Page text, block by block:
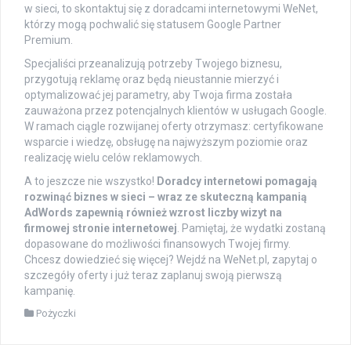
w sieci, to skontaktuj się z doradcami internetowymi WeNet,
którzy mogą pochwalić się statusem Google Partner
Premium.
Specjaliści przeanalizują potrzeby Twojego biznesu,
przygotują reklamę oraz będą nieustannie mierzyć i
optymalizować jej parametry, aby Twoja firma została
zauważona przez potencjalnych klientów w usługach Google.
W ramach ciągle rozwijanej oferty otrzymasz: certyfikowane
wsparcie i wiedzę, obsługę na najwyższym poziomie oraz
realizację wielu celów reklamowych.
A to jeszcze nie wszystko! Doradcy internetowi pomagają
rozwinąć biznes w sieci – wraz ze skuteczną kampanią
AdWords zapewnią również wzrost liczby wizyt na
firmowej stronie internetowej . Pamiętaj, że wydatki zostaną
dopasowane do możliwości finansowych Twojej firmy.
Chcesz dowiedzieć się więcej? Wejdź na WeNet.pl, zapytaj o
szczegóły oferty i już teraz zaplanuj swoją pierwszą
kampanię.
Pożyczki